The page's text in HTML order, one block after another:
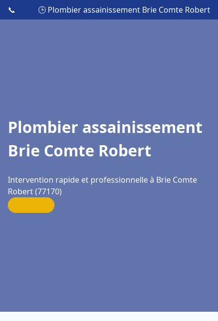
📞 🕒 Plombier assainissement Brie Comte Robert
Plombier assainissement
Brie Comte Robert
Intervention rapide et professionnelle à Brie Comte
Robert (77170)